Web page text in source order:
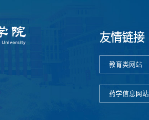
友情链接
教育类网站
药学信息网站